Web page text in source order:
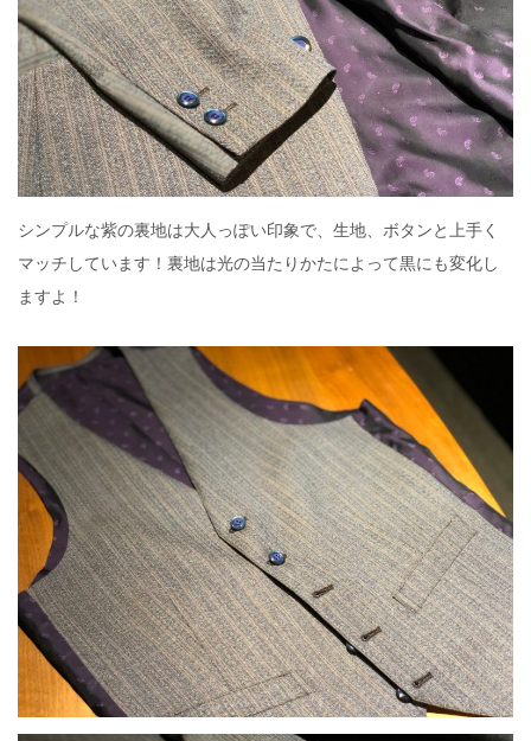
シンプルな紫の裏地は大人っぽい印象で、生地、ボタンと上手く
マッチしています！裏地は光の当たりかたによって黒にも変化し
ますよ！